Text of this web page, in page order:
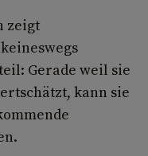
zeigt
Gerade weil sie
kann sie